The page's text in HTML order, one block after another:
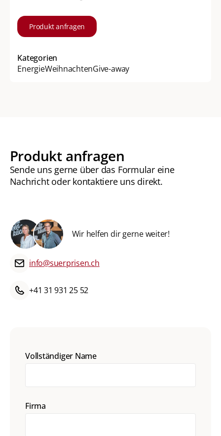
Produkt anfragen
Kategorien
EnergieWeihnachtenGive-away
Produkt anfragen
Sende uns gerne über das Formular eine
Nachricht oder kontaktiere uns direkt.
Wir helfen dir gerne weiter!
info@suerprisen.ch
+41 31 931 25 52
Vollständiger Name
Firma